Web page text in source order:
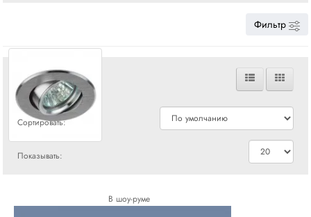
Фильтр
Сравнения
Сортировать:
Показывать:
В шоу-руме